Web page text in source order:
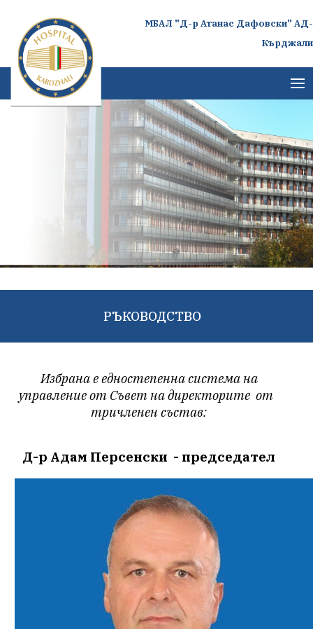
МБАЛ "Д-р Атанас Дафовски" АД-
Кърджали
РЪКОВОДСТВО
Избрана е едностепенна система на
управление от Съвет на директорите от
тричлененсъстав:
Д-р Адам Персенски - председател